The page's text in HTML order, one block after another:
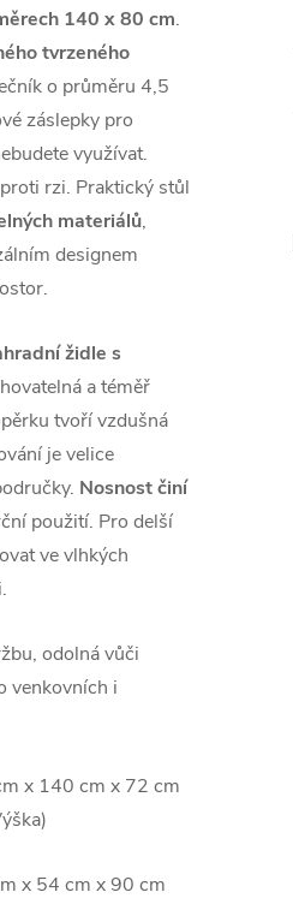
140 x 80 cm.
tvrzeného
o průměru 4,5
záslepky pro
využívat.
rzi. Praktický stůl
materiálů,
designem
židle s
a téměř
tvoří vzdušná
je velice
Nosnost činí
použití. Pro delší
ve vlhkých
odolná vůči
venkovních i
x 140 cm x 72 cm
x 54 cm x 90 cm